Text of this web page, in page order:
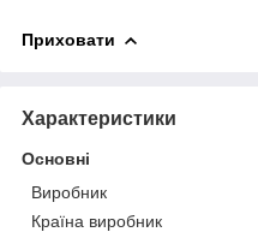
Приховати
Характеристики
Основні
Виробник
Країна виробник